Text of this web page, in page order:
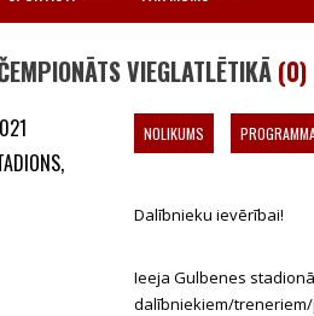
VIEGLATLĒTIKĀ (0)
NOLIKUMS
Dalībnieku ievērībai!
Ieeja Gulbenes
dalībniekiem/